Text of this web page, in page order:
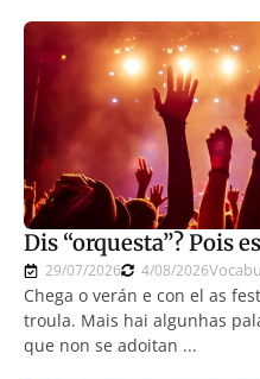
Dis “orquesta”? Pois
29/07/2026 4/08/2026
Chega o verán e con el as
troula. Mais hai algunhas
que non se adoitan ...